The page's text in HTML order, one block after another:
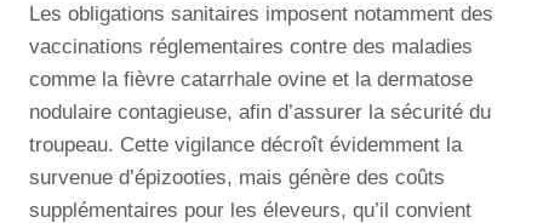
Les obligations sanitaires imposent notamment des
vaccinations réglementaires contre des maladies
comme la fièvre catarrhale ovine et la dermatose
nodulaire contagieuse, afin d’assurer la sécurité du
troupeau. Cette vigilance décroît évidemment la
survenue d’épizooties, mais génère des coûts
supplémentaires pour les éleveurs, qu’il convient